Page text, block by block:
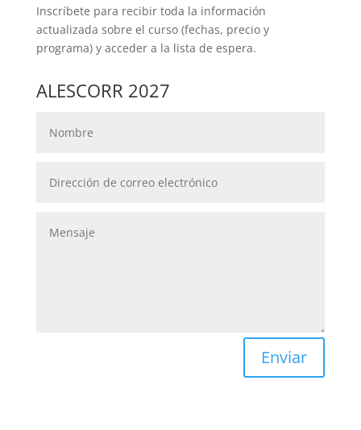
Inscríbete para recibir toda la información
actualizada sobre el curso (fechas, precio y
programa) y acceder a la lista de espera.
ALESCORR 2027
Enviar